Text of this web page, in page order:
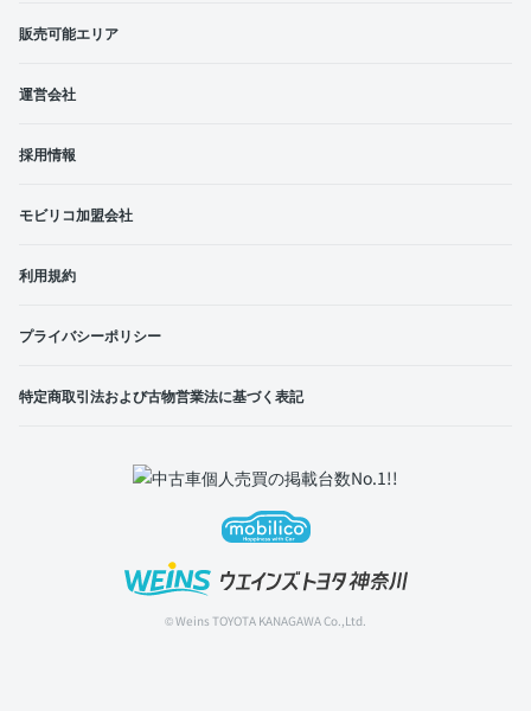
販売可能エリア
運営会社
採用情報
モビリコ加盟会社
利用規約
プライバシーポリシー
特定商取引法および古物営業法に基づく表記
© Weins TOYOTA KANAGAWA Co.,Ltd.